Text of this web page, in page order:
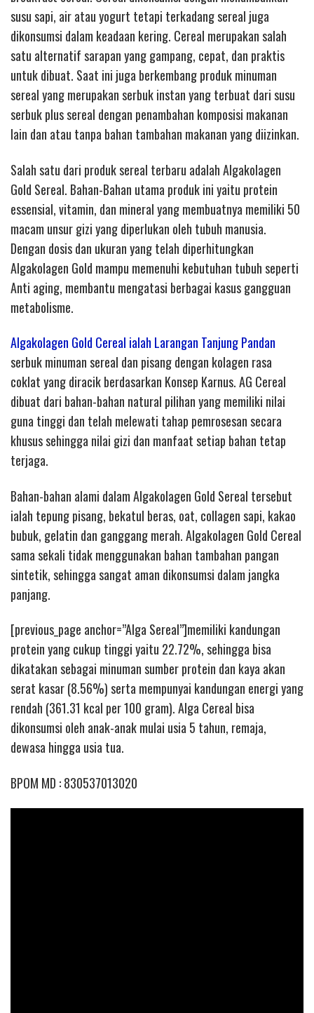
susu sapi, air atau yogurt tetapi terkadang sereal juga
dikonsumsi dalam keadaan kering. Cereal merupakan salah
satu alternatif sarapan yang gampang, cepat, dan praktis
untuk dibuat. Saat ini juga berkembang produk minuman
sereal yang merupakan serbuk instan yang terbuat dari susu
serbuk plus sereal dengan penambahan komposisi makanan
lain dan atau tanpa bahan tambahan makanan yang diizinkan.
Salah satu dari produk sereal terbaru adalah Algakolagen
Gold Sereal. Bahan-Bahan utama produk ini yaitu protein
essensial, vitamin, dan mineral yang membuatnya memiliki 50
macam unsur gizi yang diperlukan oleh tubuh manusia.
Dengan dosis dan ukuran yang telah diperhitungkan
Algakolagen Gold mampu memenuhi kebutuhan tubuh seperti
Anti aging, membantu mengatasi berbagai kasus gangguan
metabolisme.
Algakolagen Gold Cereal ialah Larangan Tanjung Pandan
serbuk minuman sereal dan pisang dengan kolagen rasa
coklat yang diracik berdasarkan Konsep Karnus. AG Cereal
dibuat dari bahan-bahan natural pilihan yang memiliki nilai
guna tinggi dan telah melewati tahap pemrosesan secara
khusus sehingga nilai gizi dan manfaat setiap bahan tetap
terjaga.
Bahan-bahan alami dalam Algakolagen Gold Sereal tersebut
ialah tepung pisang, bekatul beras, oat, collagen sapi, kakao
bubuk, gelatin dan ganggang merah. Algakolagen Gold Cereal
sama sekali tidak menggunakan bahan tambahan pangan
sintetik, sehingga sangat aman dikonsumsi dalam jangka
panjang.
[previous_page anchor=”Alga Sereal”]memiliki kandungan
protein yang cukup tinggi yaitu 22.72%, sehingga bisa
dikatakan sebagai minuman sumber protein dan kaya akan
serat kasar (8.56%) serta mempunyai kandungan energi yang
rendah (361.31 kcal per 100 gram). Alga Cereal bisa
dikonsumsi oleh anak-anak mulai usia 5 tahun, remaja,
dewasa hingga usia tua.
BPOM MD : 830537013020